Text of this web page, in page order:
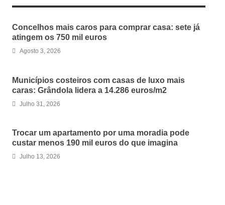
Concelhos mais caros para comprar casa: sete já
atingem os 750 mil euros
Agosto 3, 2026
Municípios costeiros com casas de luxo mais
caras: Grândola lidera a 14.286 euros/m2
Julho 31, 2026
Trocar um apartamento por uma moradia pode
custar menos 190 mil euros do que imagina
Julho 13, 2026